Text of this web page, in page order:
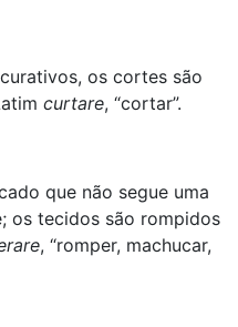
os cortes são
curtare, “cortar”.
que não segue uma
os tecidos são rompidos
, “romper, machucar,